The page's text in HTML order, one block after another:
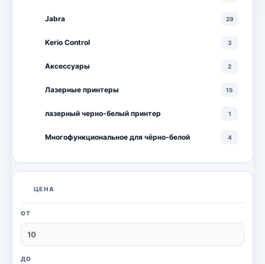
Jabra 29
Kerio Control 3
Аксессуары 2
Лазерные принтеры 15
лазерный черно-белый принтер 1
Многофункциональное для чёрно-белой 4
Многофункциональные лазерные принтеры 18
принтеры
ЦЕНА
ОТ
ДО